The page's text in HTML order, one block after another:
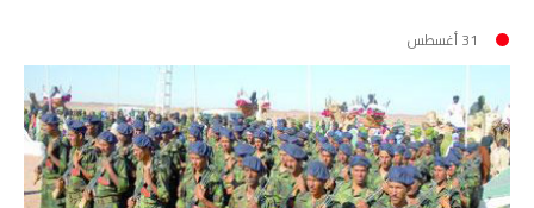
31 أغسطس